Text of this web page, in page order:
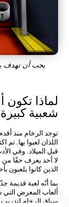
يجب أن تهدف
لماذا
شعبية
توجد الرخام منذ
قبل الميلاد. وفي
لا أحد يعرف حقًا
الذين كانوا يلعبون
بما أنّه لعبة قديمة
ألعاب المعرض التي
سباق الرخام لتدريب